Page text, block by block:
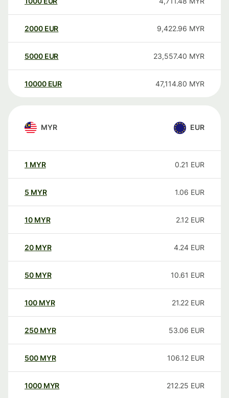
2000 EUR 9,422.96 MYR
5000 EUR 23,557.40 MYR
10000 EUR 47,114.80 MYR
MYR EUR
1 MYR 0.21 EUR
5 MYR 1.06 EUR
10 MYR 2.12 EUR
20 MYR 4.24 EUR
50 MYR 10.61 EUR
100 MYR 21.22 EUR
250 MYR 53.06 EUR
500 MYR 106.12 EUR
1000 MYR 212.25 EUR